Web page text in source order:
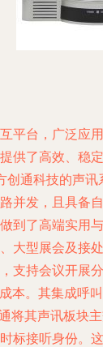
平台，广泛
供了高效、
通科技的声
并发，且具
到了高端实
大型展会及
持会议开
本。其集成
其声讯板块
接听身份